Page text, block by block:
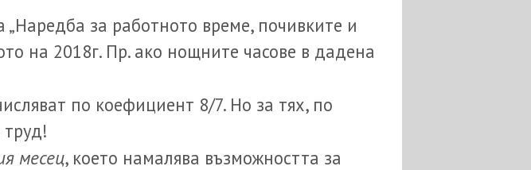
„Наредба за работното време, почивките и
на 2018г. Пр. ако нощните часове в дадена
по коефициент 8/7. Но за тях, по
месец, което намалява възможността за